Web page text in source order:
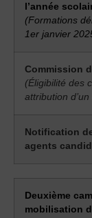
l’année
(Formations
1er janvier
Commission
(Éligibilité des
attribution
Notification
agents
Deuxième
mobilisation